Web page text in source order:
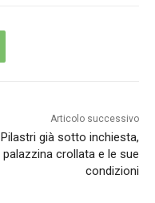
Articolo successivo
Pilastri già sotto inchiesta,
palazzina crollata e le sue
condizioni